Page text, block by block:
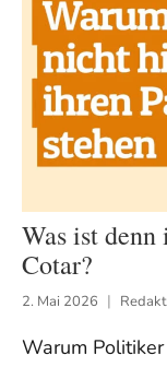
Was ist
Cotar?
2. Mai 2026
Warum